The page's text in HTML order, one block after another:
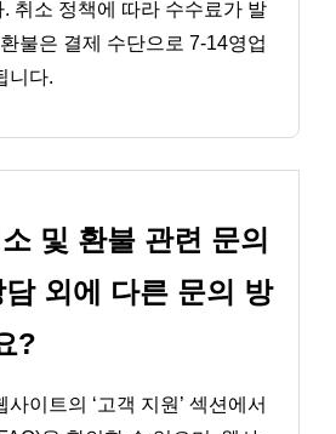
취소 정책에 따라 수수료가 발
불은 결제 수단으로 7-14영업
니다.
및 환불 관련 문의
외에 다른 문의 방
?
사이트의 ‘고객 지원’ 섹션에서